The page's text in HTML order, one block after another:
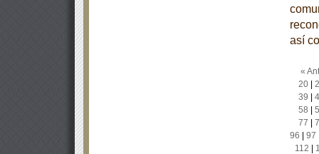
así
«
20|
39
58
77
96
97
112